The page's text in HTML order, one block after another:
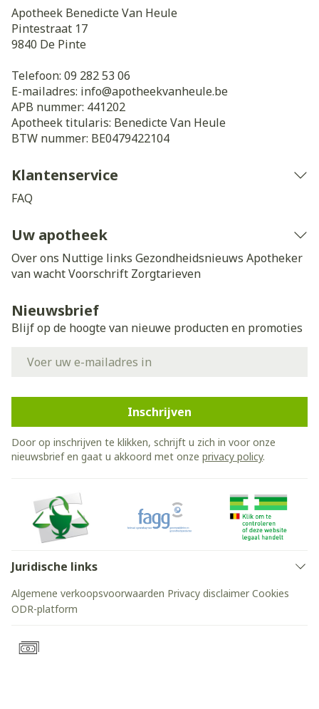
Apotheek Benedicte Van Heule
Pintestraat 17
9840 De Pinte
Telefoon: 09 282 53 06
E-mailadres: info@apotheekvanheule.be
APB nummer: 441202
Apotheek titularis: Benedicte Van Heule
BTW nummer: BE0479422104
Klantenservice
FAQ
Uw apotheek
Over ons Nuttige links Gezondheidsnieuws Apotheker
van wachtVoorschrift Zorgtarieven
Nieuwsbrief
Blijf op de hoogte van nieuwe producten en promoties
Inschrijven
Door op inschrijven te klikken, schrijft u zich in voor onze
nieuwsbrief en gaat u akkoord met onze privacy policy.
Juridische links
Algemene verkoopsvoorwaarden Privacy disclaimer Cookies
ODR-platform